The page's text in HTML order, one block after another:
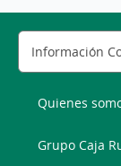
Quienes
Grupo Caja